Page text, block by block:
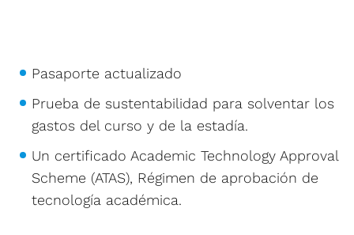
Pasaporte actualizado
Prueba de sustentabilidad para solventar los
gastos del curso y de la estadía.
Un certificado Academic Technology Approval
Scheme (ATAS), Régimen de aprobación de
tecnología académica.